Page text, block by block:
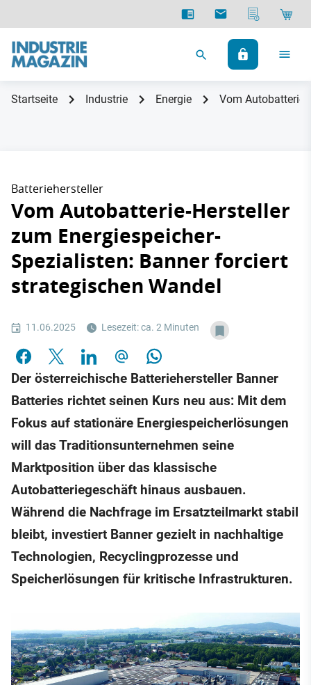
Startseite Industrie Energie Vom
Batteriehersteller
Vom Autobatterie-Hersteller
zum Energiespeicher-
Spezialisten: Banner forciert
strategischen Wandel
11.06.2025 Lesezeit: ca. 2 Minuten
Der österreichische Batteriehersteller Banner
Batteries richtet seinen Kurs neu aus: Mit dem
Fokus auf stationäre Energiespeicherlösungen
will das Traditionsunternehmen seine
Marktposition über das klassische
Autobatteriegeschäft hinaus ausbauen.
Während die Nachfrage im Ersatzteilmarkt stabil
bleibt, investiert Banner gezielt in nachhaltige
Technologien, Recyclingprozesse und
Speicherlösungen für kritische Infrastrukturen.